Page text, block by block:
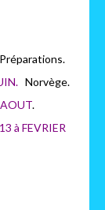
Préparations.
Norvège.
.
à FEVRIER